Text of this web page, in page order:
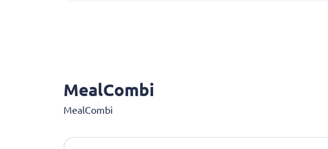
MealCombi
MealCombi